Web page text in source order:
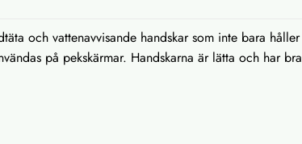
och vattenavvisande handskar som inte bara håller
på pekskärmar. Handskarna är lätta och har bra